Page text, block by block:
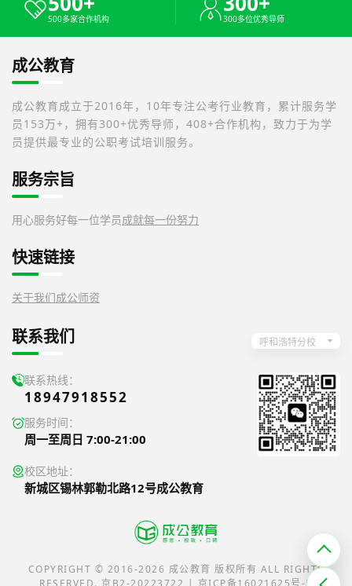
500多家合作机构 300多位优秀导师
成公教育
成公教育成立于2016年，10年专注公考行业教育，累计服务学
员153万+，拥有300+优秀导师，408+合作机构，致力于为学
员提供最专业的公职考试培训服务。
服务宗旨
用心服务好每一位学员成就每一份努力
快速链接
关于我们成公师资
COPYRIGHT © 2016-2026 成公教育 版权所有 ALL RIGHTS
RESERVED. 京B2-20223722 | 京ICP备16021625号-5
联系我们 呼和浩特分校
联系热线：
18947918552
服务时间：
周一至周日 7:00-21:00
校区地址：
新城区锡林郭勒北路12号成公教育